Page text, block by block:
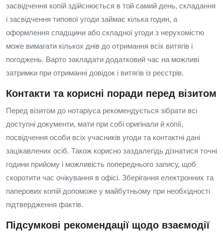
засвідчення копій здійснюється в той самий день, складання
і засвідчення типової угоди займає кілька годин, а
оформлення спадщини або складної угоди з нерухомістю
може вимагати кількох днів до отримання всіх витягів і
погоджень. Варто закладати додатковий час на можливі
затримки при отриманні довідок і витягів із реєстрів.
Контакти та корисні поради перед візитом
Перед візитом до нотаріуса рекомендується зібрати всі
доступні документи, мати при собі оригінали й копії,
посвідчення особи всіх учасників угоди та контактні дані
зацікавлених осіб. Також корисно заздалегідь дізнатися точні
години прийому і можливість попереднього запису, щоб
скоротити час очікування в офісі. Зберігання електронних та
паперових копій допоможе у майбутньому при необхідності
підтвердження фактів.
Підсумкові рекомендації щодо взаємодії